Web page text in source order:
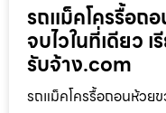
รถแม็คโครรื้อถ
จบไวในที่เดียว
รับจ้าง.com
รถแม็คโครรื้อถอนห้วย